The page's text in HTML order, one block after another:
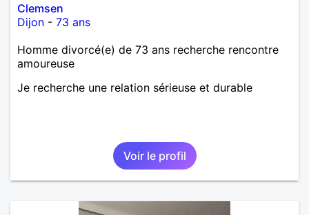
Clemsen
Dijon - 73 ans
Homme divorcé(e) de 73 ans recherche rencontre
amoureuse
Je recherche une relation sérieuse et durable
Voir le profil